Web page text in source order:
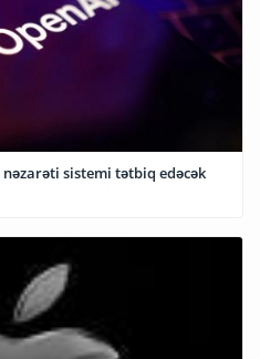
nəzarəti sistemi tətbiq edəcək